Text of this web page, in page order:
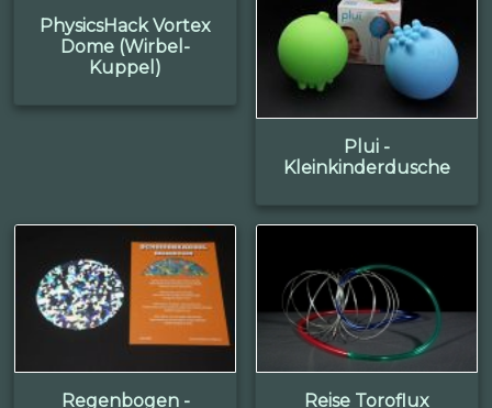
PhysicsHack Vortex
Dome (Wirbel-
Kuppel)
Plui -
Kleinkinderdusche
Regenbogen - Reise Toroflux